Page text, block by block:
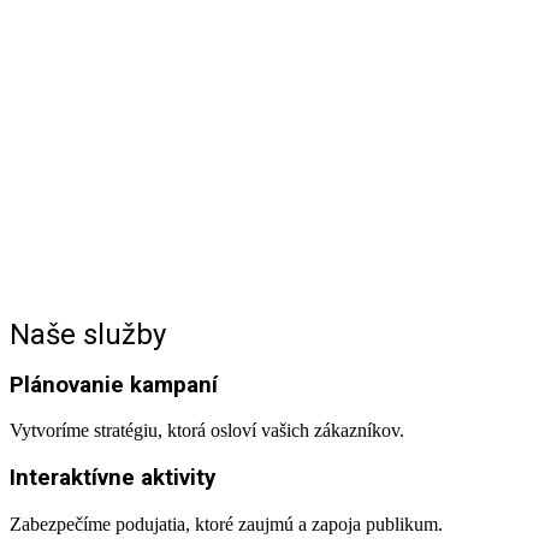
Naše služby
Plánovanie kampaní
Vytvoríme stratégiu, ktorá osloví vašich zákazníkov.
Interaktívne aktivity
Zabezpečíme podujatia, ktoré zaujmú a zapoja publikum.